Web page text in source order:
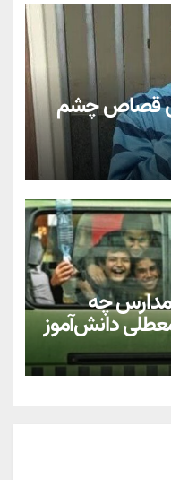
قصاص چشم
چه
دانش‌آموز